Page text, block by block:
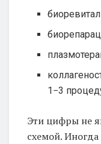
1−3
Эти цифры не
схемой.